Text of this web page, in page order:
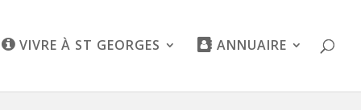
VIVRE À ST GEORGES ANNUAIRE